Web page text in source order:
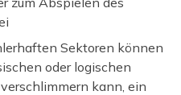
Sektoren können
oder logischen
kann, ein